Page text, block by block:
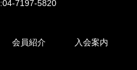
7197-5820
会員紹介 入会案内